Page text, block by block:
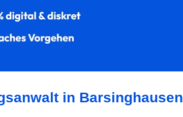
in Barsinghausen